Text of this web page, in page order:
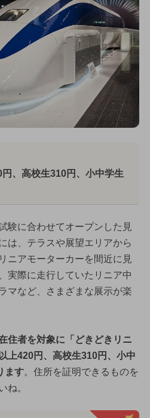
、高校生310円、小中学生
験に合わせてオープンした見
は、テラスや展望エリアから
ニアモーターカーを間近に見
実際に走行していたリニア中
マなど、さまざまな展示が楽
住者を対象に「どきどきリニ
上420円、高校生310円、小中
ます。住所を証明できるものを
ね。